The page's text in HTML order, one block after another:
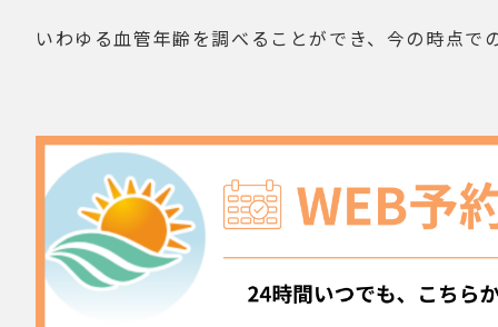
いわゆる血管年齢を調べることができ、今の時点